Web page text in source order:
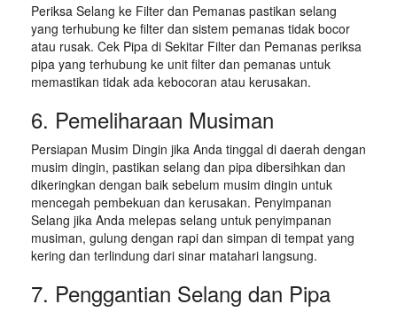
Periksa Selang ke Filter dan Pemanas pastikan selang
yang terhubung ke filter dan sistem pemanas tidak bocor
atau rusak. Cek Pipa di Sekitar Filter dan Pemanas periksa
pipa yang terhubung ke unit filter dan pemanas untuk
memastikan tidak ada kebocoran atau kerusakan.
6. Pemeliharaan Musiman
Persiapan Musim Dingin jika Anda tinggal di daerah dengan
musim dingin, pastikan selang dan pipa dibersihkan dan
dikeringkan dengan baik sebelum musim dingin untuk
mencegah pembekuan dan kerusakan. Penyimpanan
Selang jika Anda melepas selang untuk penyimpanan
musiman, gulung dengan rapi dan simpan di tempat yang
kering dan terlindung dari sinar matahari langsung.
7. Penggantian Selang dan Pipa